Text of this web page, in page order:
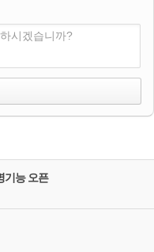
시겠습니까?
기능 오픈